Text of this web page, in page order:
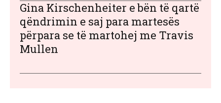
Gina Kirschenheiter e bën të qartë
qëndrimin e saj para martesës
përpara se të martohej me Travis
Mullen